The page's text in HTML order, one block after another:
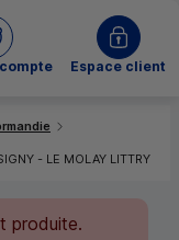
Crédit MutuelEspace client
- LE MOLAY LITTRY
produite.